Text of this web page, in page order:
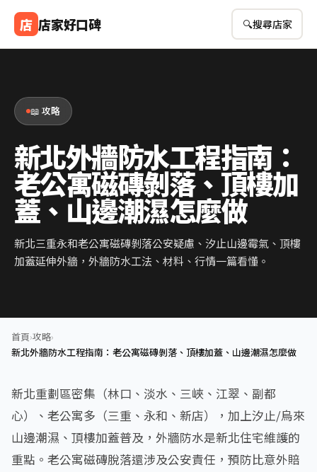
店 店家好口碑 🔍搜尋店家
📖 攻略
新北外牆防水工程指南：
老公寓磁磚剝落、頂樓加
蓋、山邊潮濕怎麼做
新北三重永和老公寓磁磚剝落公安疑慮、汐止山邊霉氣、頂樓
加蓋延伸外牆，外牆防水工法、材料、行情一篇看懂。
首頁›攻略›
新北外牆防水工程指南：老公寓磁磚剝落、頂樓加蓋、山邊潮濕怎麼做
新北重劃區密集（林口、淡水、三峽、江翠、副都
心）、老公寓多（三重、永和、新店），加上汐止/烏來
山邊潮濕、頂樓加蓋普及，外牆防水是新北住宅維護的
重點。老公寓磁磚脫落還涉及公安責任，預防比意外賠